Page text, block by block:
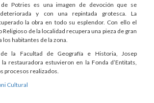
de Potries es una imagen de devoción que se
y con una repintada grotesca. La
la obra en todo su esplendor. Con ello el
de la localidad recupera una pieza de gran
habitantes de la zona.
la Facultad de Geografía e Historia, Josep
restauradora estuvieron en la Fonda d’Entitats,
procesos realizados.
Cultural